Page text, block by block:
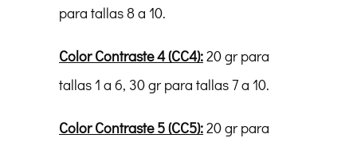
para tallas 8 a 10.
Color Contraste 4 (CC4):20 gr para
tallas 1 a 6, 30 gr para tallas 7 a 10.
Color Contraste 5 (CC5):20 gr para